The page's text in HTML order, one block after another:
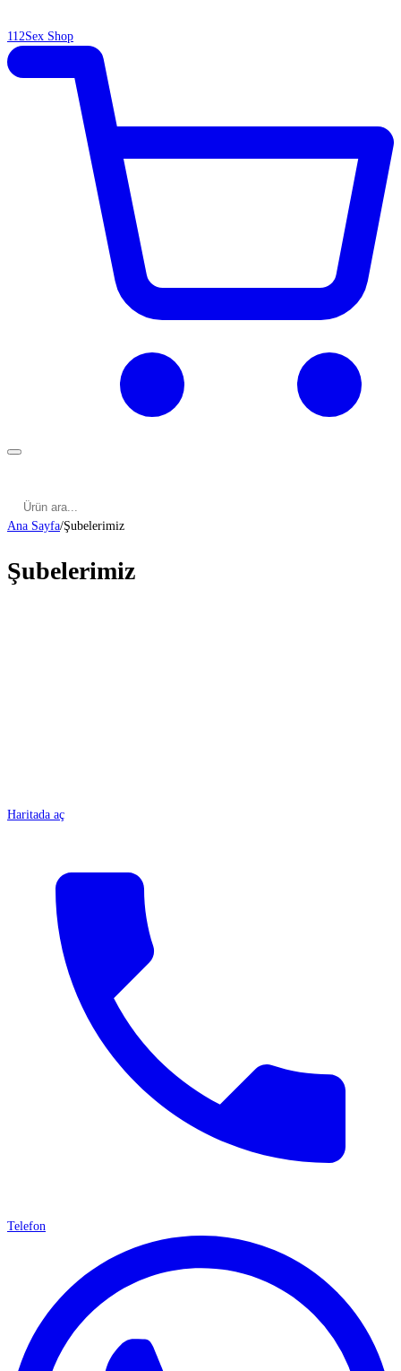
112Sex Shop
Ana Sayfa/Şubelerimiz
Şubelerimiz
Haritada aç
Telefon